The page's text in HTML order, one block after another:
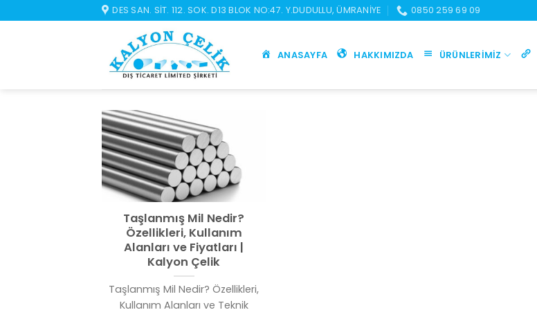
atla
DES SAN. SIT. 112. SOK. D13 BLOK NO:47. Y.DUDULLU, ÜMRANIYE 0850 259 69 09
ANASAYFA HAKKIMIZDA ÜRÜNLERIMIZ
Taşlanmış Mil Nedir?
Özellikleri, Kullanım
Alanları ve Fiyatları |
Kalyon Çelik
Taşlanmış Mil Nedir? Özellikleri,
Kullanım Alanları ve Teknik